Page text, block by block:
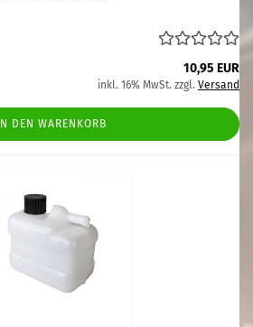
10,95 EUR
inkl. 16% MwSt. zzgl. Versand
IN DEN WARENKORB